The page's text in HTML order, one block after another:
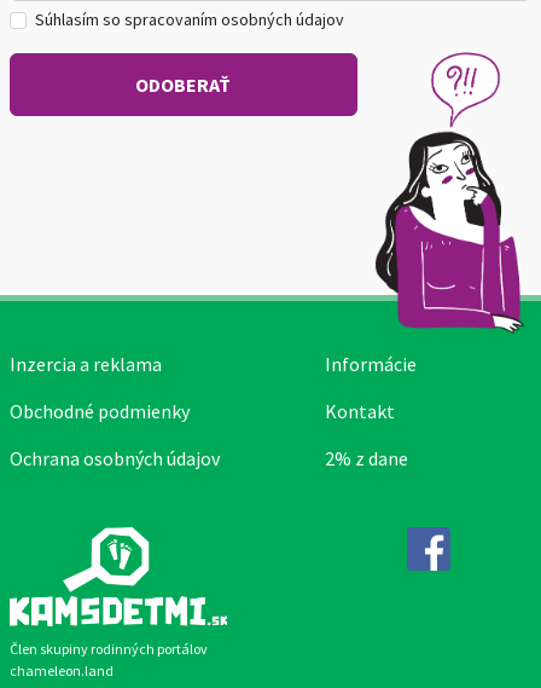
Súhlasím so spracovaním osobných údajov
Člen skupiny rodinných portálov
chameleon.land
Inzercia a reklama
Obchodné podmienky
Ochrana osobných údajov
Informácie
Kontakt
2% z dane